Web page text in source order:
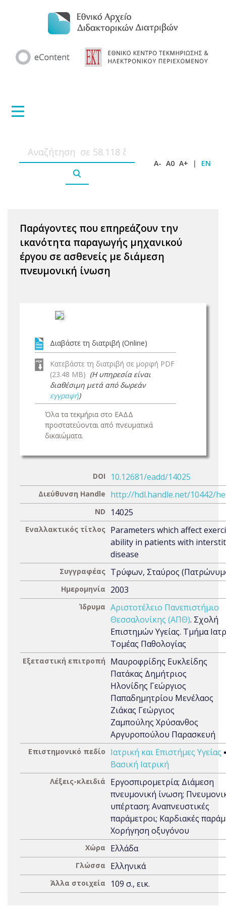
A- A0 A+ | EN
Παράγοντες που επηρεάζουν την
ικανότητα παραγωγής μηχανικού
έργου σε ασθενείς με διάμεση
πνευμονική ίνωση
Διαβάστε τη διατριβή (Online)
Κατεβάστε τη διατριβή σε μορφή PDF
(23.48 MB) (Η υπηρεσία είναι
διαθέσιμη μετά από δωρεάν
εγγραφή)
Όλα τα τεκμήρια στο ΕΑΔΔ
προστατεύονται από πνευματικά
δικαιώματα.
DOI 10.12681/eadd/14025
Διεύθυνση Handle http://hdl.handle.net/10442/
ND 14025
Εναλλακτικός τίτλος Parameters which affect
ability in patients with
disease
Συγγραφέας Τρύφων, Σταύρος
Ημερομηνία 2003
Ίδρυμα Αριστοτέλειο Πανεπιστήμιο
Θεσσαλονίκης (ΑΠΘ). Σχολή
Επιστημών Υγείας. Τμήμα
Τομέας Παθολογίας
Εξεταστική επιτροπή
Μαυροφρίδης Ευκλείδης
Πατάκας Δημήτριος
Ηλονίδης Γεώργιος
Παπαδημητρίου Μενέλαος
Ζιάκας Γεώργιος
Ζαμπούλης Χρύσανθος
Αργυροπούλου Παρασκευή
Επιστημονικό πεδίο Ιατρική και Επιστήμες Υγείας
Βασική Ιατρική
Λέξεις-κλειδιά
Εργοσπιρομετρία; Διάμεση
πνευμονική ίνωση;
υπέρταση; Αναπνευστικές
παράμετροι; Καρδιακές
Χορήγηση οξυγόνου
Χώρα Ελλάδα
Γλώσσα Ελληνικά
Άλλα στοιχεία 109 σ., εικ.